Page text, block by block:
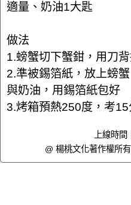
適量、奶油1大匙
做法
1.螃蟹切下蟹鉗，用刀
2.準被錫箔紙，放上螃
與奶油，用錫箔紙包好
3.烤箱預熱250度，考15
上線時
@ 楊桃文化著作權所